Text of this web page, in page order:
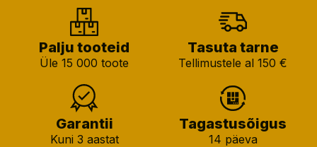
Palju tooteid
Üle 15 000 toote
Tasuta tarne
Tellimustele al 150 €
Garantii
Kuni 3 aastat
Tagastusõigus
14 päeva